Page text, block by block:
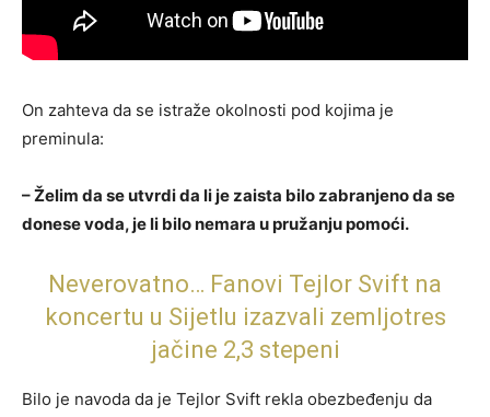
On zahteva da se istraže okolnosti pod kojima je
preminula:
– Želim da se utvrdi da li je zaista bilo zabranjeno da se
donese voda, je li bilo nemara u pružanju pomoći.
Neverovatno… Fanovi Tejlor Svift na
koncertu u Sijetlu izazvali zemljotres
jačine 2,3 stepeni
Bilo je navoda da je Tejlor Svift rekla obezbeđenju da